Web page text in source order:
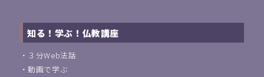
知る！学ぶ！仏教講座
・ ３分Web法話
・動画で学ぶ